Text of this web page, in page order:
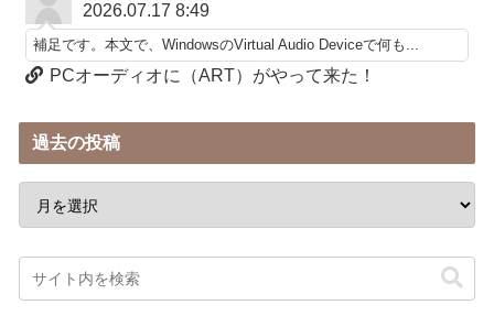
2026.07.17 8:49
補足です。本文で、WindowsのVirtual Audio Deviceで何も...
PCオーディオに（ART）がやって来た！
過去の投稿